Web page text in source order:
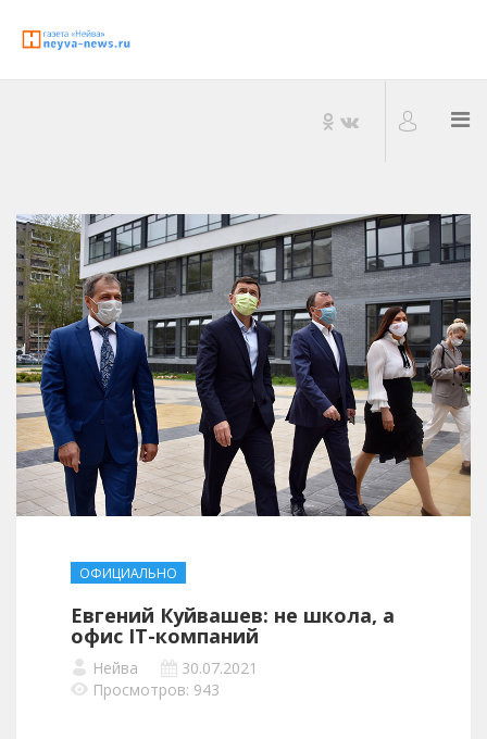
ОФИЦИАЛЬНО
Евгений Куйвашев: не школа, а
офис IT-компаний
Нейва
30.07.2021
Просмотров: 943